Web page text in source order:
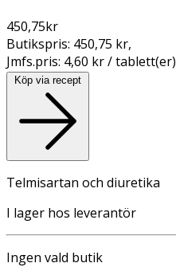
450,75kr
Butikspris: 450,75 kr,
Jmfs.pris: 4,60 kr / tablett(er)
Köp via recept
Telmisartan och diuretika
I lager hos leverantör
Ingen vald butik